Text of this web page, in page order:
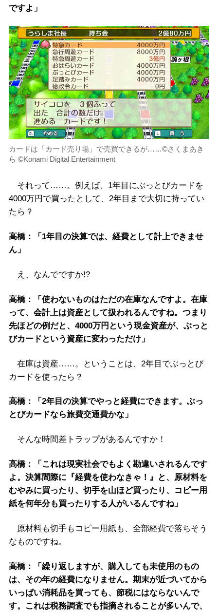
ですよ」
カードは「カード売り場」で売買できるが……©さくまあき
ら ©Konami Digital Entertainment
それって……。例えば、1年目にぶっとびカードを
4000万円で買ったとして、2年目まで大切に持ってい
たら？
高橋：「1年目の決算では、経費として計上できませ
ん」
え、なんでですか!?
高橋：「使わないものはただの在庫なんですよ。在庫
って、会計上は資産として扱われるんですね。つまり
先ほどの例だと、4000万円という現金資産が、ぶっと
びカードという資産に変わっただけ」
在庫は資産……。ということは、2年目でぶっとび
カードを使ったら？
高橋：「2年目の決算でやっと経費にできます。ぶっ
とびカードなら旅費交通費かな」
そんな時間差トラップがあるんですか！
高橋：「これは現実社会でもよく勘違いされるんです
よ。決算間際に『経費を使わなきゃ！』と、原材料を
むやみに買ったり、切手を山ほど買ったり、コピー用
紙を何年分も買ったりする人がいるんですね」
原材料も切手もコピー用紙も、全部経費で落ちそう
なものですね。
高橋：「繰り返しますが、購入しても未使用のもの
は、その年の経費になりません。期末が近づいてから
いっぱい消耗品を買っても、節税にはならないんで
す。これは税務調査でも指摘されることが多いんで、